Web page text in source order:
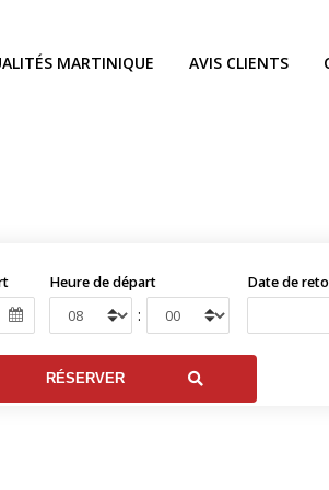
MARTINIQUE AVIS CLIENTS
Heure de départ
:
Date de